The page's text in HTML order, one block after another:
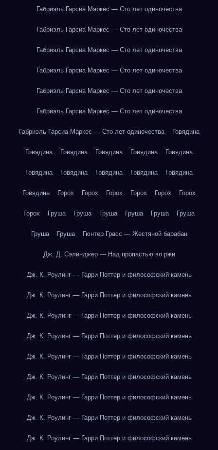
Габриэль Гарсиа Маркес — Сто лет одиночества
Габриэль Гарсиа Маркес — Сто лет одиночества
Габриэль Гарсиа Маркес — Сто лет одиночества
Габриэль Гарсиа Маркес — Сто лет одиночества
Габриэль Гарсиа Маркес — Сто лет одиночества
Габриэль Гарсиа Маркес — Сто лет одиночества
Габриэль Гарсиа Маркес — Сто лет одиночества Говядина
Говядина Говядина Говядина Говядина Говядина
Говядина Говядина Говядина Говядина Говядина
Говядина Горох Горох Горох Горох Горох Горох
Горох Груша Груша Груша Груша Груша Груша
Груша Груша Гюнтер Грасс — Жестяной барабан
Дж. Д. Сэлинджер — Над пропастью во ржи
Дж. К. Роулинг — Гарри Поттер и философский камень
Дж. К. Роулинг — Гарри Поттер и философский камень
Дж. К. Роулинг — Гарри Поттер и философский камень
Дж. К. Роулинг — Гарри Поттер и философский камень
Дж. К. Роулинг — Гарри Поттер и философский камень
Дж. К. Роулинг — Гарри Поттер и философский камень
Дж. К. Роулинг — Гарри Поттер и философский камень
Дж. К. Роулинг — Гарри Поттер и философский камень
Дж. К. Роулинг — Гарри Поттер и философский камень